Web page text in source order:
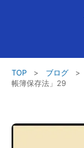
TOP > ブログ >
帳簿保存法」29